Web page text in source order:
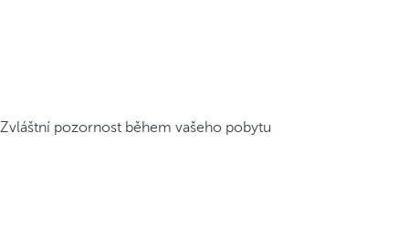
Zvláštní pozornost během vašeho pobytu